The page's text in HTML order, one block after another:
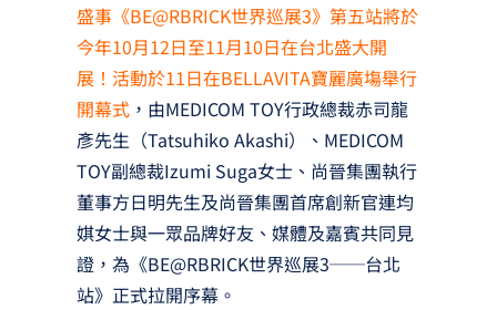
盛事《BE@RBRICK世界巡展3》第五站將於
今年10月12日至11月10日在台北盛大開
展！活動於11日在BELLAVITA寶麗廣塲舉行
開幕式，由MEDICOM TOY行政總裁赤司龍
彥先生（Tatsuhiko Akashi）、MEDICOM
TOY副總裁Izumi Suga女士、尚晉集團執行
董事方日明先生及尚晉集團首席創新官連均
娸女士與一眾品牌好友、媒體及嘉賓共同見
證，為《BE@RBRICK世界巡展3──台北
站》正式拉開序幕。